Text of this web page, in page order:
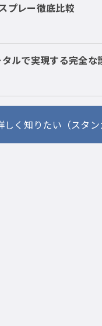
プレー徹底比較
ルで実現する完全な
しく知りたい（スタン